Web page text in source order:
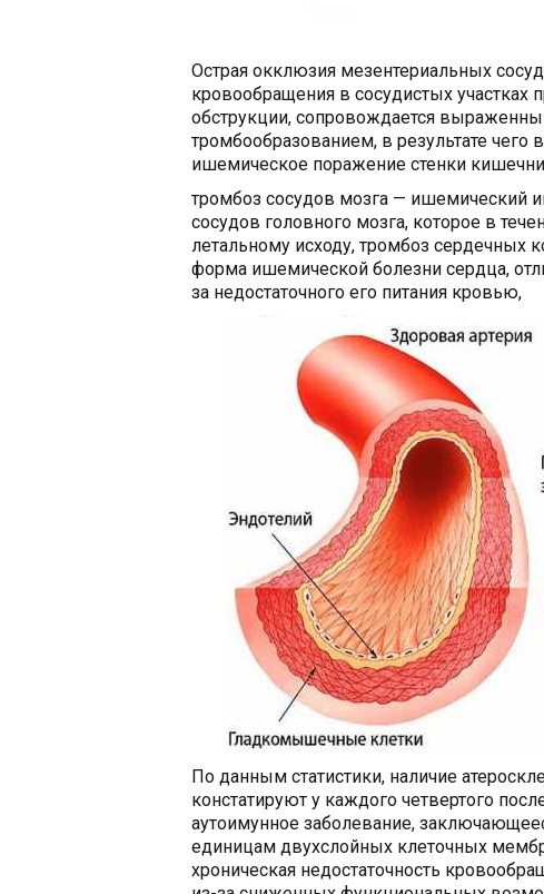
Острая окклюзия мезентериальных
кровообращения в сосудистых участках
обструкции, сопровождается
тромбообразованием, в результате чего
ишемическое поражение стенки
тромбоз сосудов мозга — ишемический
сосудов головного мозга, которое в
летальному исходу, тромбоз сердечных
форма ишемической болезни сердца,
за недостаточного его питания кровью,
По данным статистики, наличие
констатируют у каждого четвертого
аутоимунное заболевание,
единицам двухслойных клеточных
хроническая недостаточность